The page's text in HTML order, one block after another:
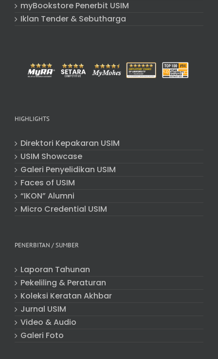
myBookstore Penerbit USIM
Iklan Tender & Sebutharga
HIGHLIGHTS
Direktori Kepakaran USIM
USIM Showcase
Galeri Penyelidikan USIM
Faces of USIM
“IKON” Alumni
Micro Credential USIM
PENERBITAN / SUMBER
Laporan Tahunan
Pekeliling & Peraturan
Koleksi Keratan Akhbar
Jurnal USIM
Video & Audio
Galeri Foto